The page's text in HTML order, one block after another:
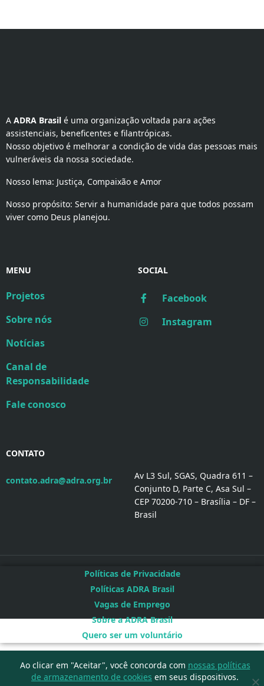
A ADRA Brasil é uma organização voltada para ações
assistenciais, beneficentes e filantrópicas.
Nosso objetivo é melhorar a condição de vida das pessoas mais
vulneráveis da nossa sociedade.
Nosso lema: Justiça, Compaixão e Amor
Nosso propósito: Servir a humanidade para que todos possam
viver como Deus planejou.
MENU
Projetos
Sobre nós
Notícias
Canal de
Responsabilidade
Fale conosco
SOCIAL
Facebook
Instagram
CONTATO
contato.adra@adra.org.br
Av L3 Sul, SGAS, Quadra 611 –
Conjunto D, Parte C, Asa Sul –
CEP 70200-710 – Brasília – DF –
Brasil
Políticas de Privacidade
Políticas ADRA Brasil
Vagas de Emprego
Sobre a ADRA Brasil
Quero ser um voluntário
Ao clicar em "Aceitar", você concorda com nossas políticas
de armazenamento de cookies em seus dispositivos.